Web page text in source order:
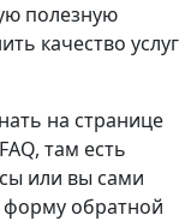
полезную
качество услуг
на странице
там есть
или вы сами
форму обратной